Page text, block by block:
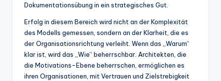
Dokumentationsübung in ein strategisches Gut.
Erfolg in diesem Bereich wird nicht an der Komplexität
des Modells gemessen, sondern an der Klarheit, die es
der Organisationsrichtung verleiht. Wenn das „Warum“
klar ist, wird das „Wie“ beherrschbar. Architekten, die
die Motivations-Ebene beherrschen, ermöglichen es
ihren Organisationen, mit Vertrauen und Zielstrebigkeit